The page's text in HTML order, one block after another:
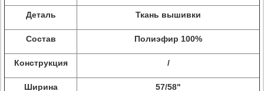
Деталь Ткань вышивки
Состав Полиэфир 100%
Конструкция /
Ширина 57/58"